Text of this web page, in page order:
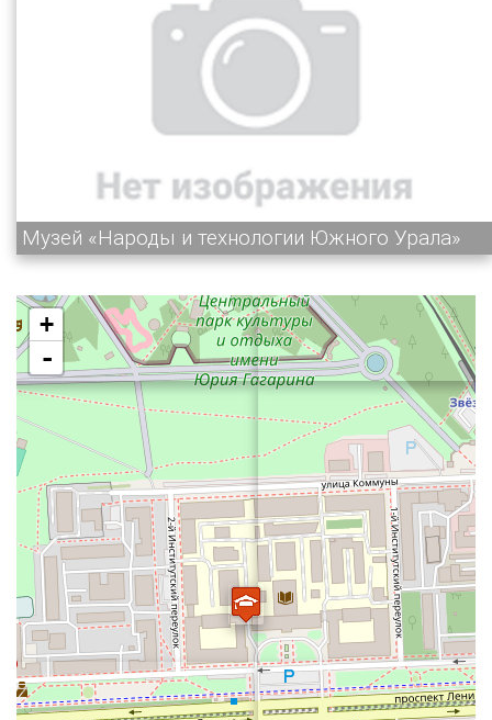
Музей «Народы и технологии Южного Урала»
+
-